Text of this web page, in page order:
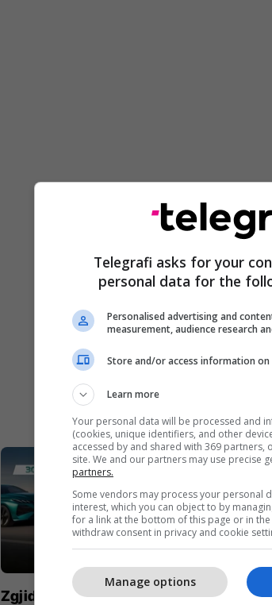
Zgjidhni një nga katër modelet
Telegrafi asks for your
personal data for the
Personalised advertising and
measurement, audience research
Store and/or access information on
Learn more
Your personal data will be processed and
(cookies, unique identifiers, and other
accessed by and shared with 369 partners,
site. We and our partners may use precise
partners.
Some vendors may process your personal
interest, which you can object to by
for a link at the bottom of this page or in
withdraw consent in privacy and cookie
Manage options